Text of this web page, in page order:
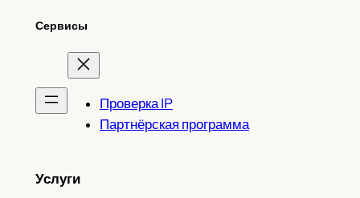
Сервисы
Проверка IP
Партнёрская программа
Услуги